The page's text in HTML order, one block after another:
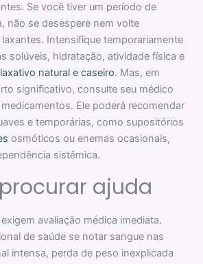
Se você tiver um período de
não se desespere nem volte
Intensifique temporariamente
solúveis, hidratação, atividade física e
natural e caseiro. Mas, em
significativo, consulte seu médico
Ele poderá recomendar
e temporárias, como supositórios
osmóticos ou enemas ocasionais,
sistêmica.
ajuda
avaliação médica imediata.
de saúde se notar sangue nas
intensa, perda de peso inexplicada